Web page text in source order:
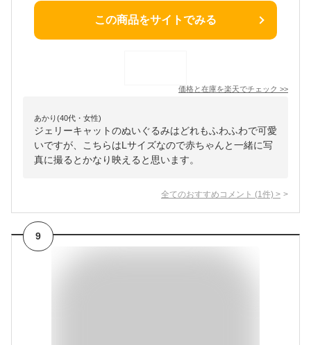
この商品をサイトでみる
価格と在庫を楽天でチェック >>
あかり(40代・女性)
ジェリーキャットのぬいぐるみはどれもふわふわで可愛
いですが、こちらはLサイズなので赤ちゃんと一緒に写
真に撮るとかなり映えると思います。
全てのおすすめコメント (1 件) >
9